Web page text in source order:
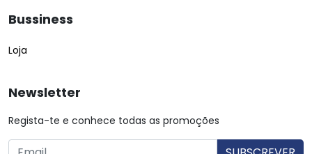
Bussiness
Loja
Newsletter
Regista-te e conhece todas as promoções